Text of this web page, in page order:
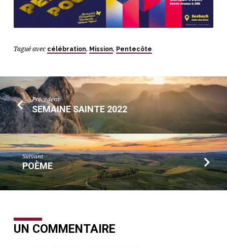
Tagué avec célébration, Mission, Pentecôte
Précédent
SEMAINE SAINTE 2022
Suivant
POÈME
UN COMMENTAIRE